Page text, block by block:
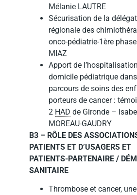
Mélanie LAUTRE
Sécurisation de la
régionale des
onco-pédiatrie-1ère
MIAZ
Apport de
domicile pédiatrique
parcours de soins des
porteurs de cancer :
2 HAD de Gironde –
MOREAU-GAUDRY
B3 – RÔLE DES
PATIENTS ET D’USAGERS ET
PATIENTS-PARTENAIRE /
SANITAIRE
Thrombose et cancer, une